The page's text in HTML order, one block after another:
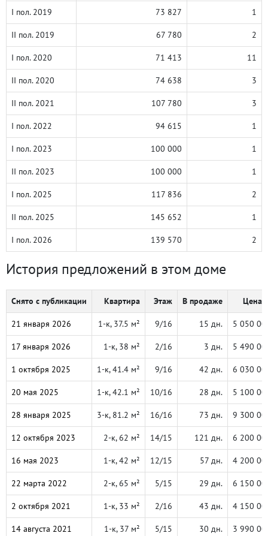
I пол. 2019 73 827 1
II пол. 2019 67 780 2
I пол. 2020 71 413 11
II пол. 2020 74 638 3
II пол. 2021 107 780 3
I пол. 2022 94 615 1
I пол. 2023 100 000 1
II пол. 2023 100 000 1
I пол. 2025 117 836 2
II пол. 2025 145 652 1
I пол. 2026 139 570 2
История предложений в этом доме
Снято с публикации Квартира Этаж В продаже Цена,
21 января 2026 1-к, 37.5 м² 9/16 15 дн. 5 050
17 января 2026 1-к, 38 м² 2/16 3 дн. 5 490
1 октября 2025 1-к, 41.4 м² 9/16 42 дн. 6 030
20 мая 2025 1-к, 42.1 м² 10/16 28 дн. 5 100
28 января 2025 3-к, 81.2 м² 16/16 73 дн. 9 300
12 октября 2023 2-к, 62 м² 14/15 121 дн. 6 200
16 мая 2023 1-к, 42 м² 12/15 57 дн. 4 200
22 марта 2022 2-к, 65 м² 5/15 29 дн. 6 150
2 октября 2021 1-к, 33 м² 2/16 43 дн. 4 150
14 августа 2021 1-к, 37 м² 5/15 30 дн. 3 990